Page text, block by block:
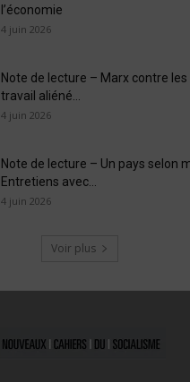
l’économie
4 juin 2026
Note de lecture – Marx contre les
travail aliéné...
4 juin 2026
Note de lecture – Un pays selon
Entretiens avec...
4 juin 2026
Voir plus